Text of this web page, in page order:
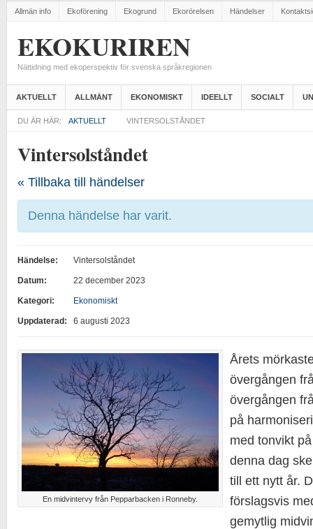
Allmän info Ekoförening Ekogrund Ekorörelsen Händelser
EKOKURIREN
Nättidning med ekoperspektiv för svenska språkregionen
AKTUELLT ALLMÄNT EKONOMISKT IDEELLT SOCIALT
DU ÄR HÄR: AKTUELLT VINTERSOLSTÅNDET
Vintersolståndet
« Tillbaka till händelser
Denna händelse har varit.
Händelse: Vintersolståndet
Datum: 22 december 2023
Kategori: Ekonomiskt
Uppdaterad: 6 augusti 2023
En midvintervy från Pepparbacken i Ronneby.
Årets
övergången
övergången
på
med tonvikt
denna dag
till ett nytt år.
förslagsvis
gemytlig